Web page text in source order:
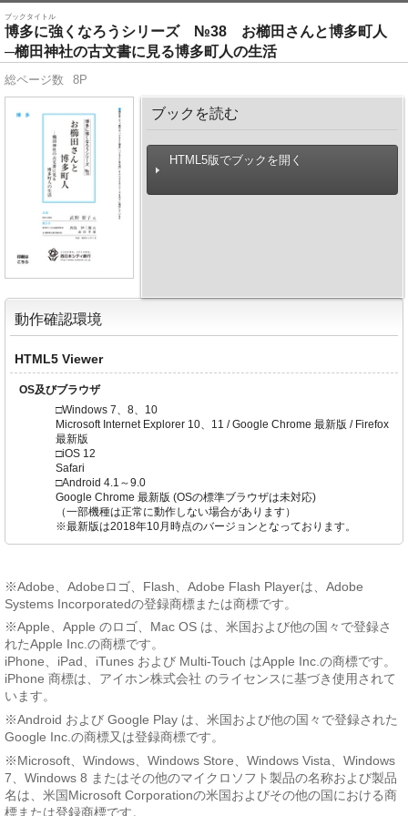
ブックタイトル
博多に強くなろうシリーズ №38 お櫛田さんと博多町人
─櫛田神社の古文書に見る博多町人の生活
総ページ数 8P
ブックを読む
HTML5版でブックを開く
動作確認環境
HTML5 Viewer
OS及びブラウザ
□Windows 7、8、10
Microsoft Internet Explorer 10、11 / Google Chrome 最新版 / Firefox
最新版
□iOS 12
Safari
□Android 4.1～9.0
Google Chrome 最新版 (OSの標準ブラウザは未対応)
（一部機種は正常に動作しない場合があります）
※最新版は2018年10月時点のバージョンとなっております。
※Adobe、Adobeロゴ、Flash、Adobe Flash Playerは、Adobe
Systems Incorporatedの登録商標または商標です。
※Apple、Apple のロゴ、Mac OS は、米国および他の国々で登録さ
れたApple Inc.の商標です。
iPhone、iPad、iTunes および Multi-Touch はApple Inc.の商標です。
iPhone 商標は、アイホン株式会社 のライセンスに基づき使用されて
います。
※Android および Google Play は、米国および他の国々で登録された
Google Inc.の商標又は登録商標です。
※Microsoft、Windows、Windows Store、Windows Vista、Windows
7、Windows 8 またはその他のマイクロソフト製品の名称および製品
名は、米国Microsoft Corporationの米国およびその他の国における商
標または登録商標です。